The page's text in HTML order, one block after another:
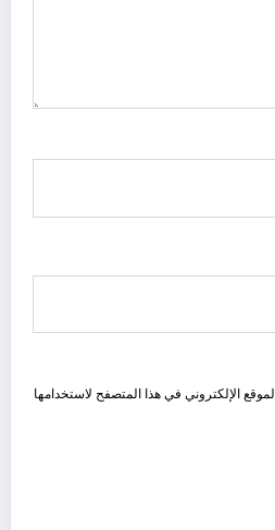
الإلكتروني في هذا المتصفح لاستخدامها